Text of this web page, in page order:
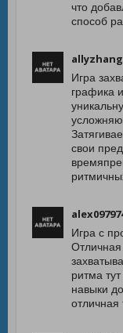
что
способ
allyzhang
Игра
графика
свои
Игра с
ритма
навыки
отличная